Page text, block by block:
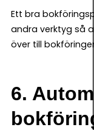
Ett bra
andra verktyg så
över till
6.